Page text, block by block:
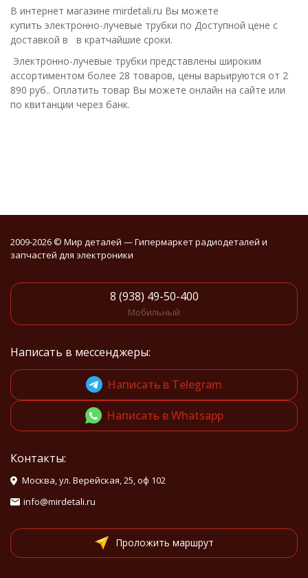
В интернет магазине mirdetali.ru Вы можете
купить электронно-лучевые трубки по Доступной цене с
доставкой в в кратчайшие сроки.
Электронно-лучевые трубки представлены широким
ассортиментом более 28 товаров, цены варьируются от 2
890 руб.. Оплатить товар Вы можете онлайн на сайте или
по квитанции через банк.
2009-2026 © Мир деталей — Гипермаркет радиодеталей и
запчастей для электроники
8 (938) 49-50-400
Мобильный
Написать в мессенджеры:
Написать в Telegram
Написать в Whatsapp
Контакты:
Москва, ул. Верейская, 25, оф 102
info@mirdetali.ru
Проложить маршрут